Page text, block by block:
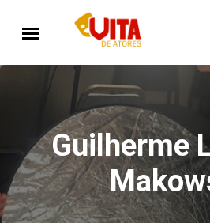
Guilherme